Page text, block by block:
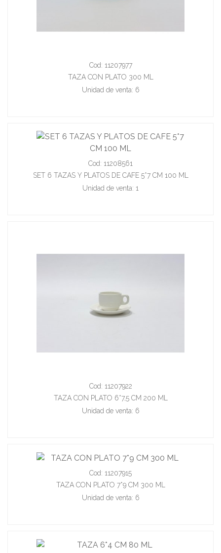
Cod: 11207977
TAZA CON PLATO 300 ML
Unidad de venta: 6
Cod: 11208561
SET 6 TAZAS Y PLATOS DE CAFE 5*7 CM 100 ML
Unidad de venta: 1
Cod: 11207922
TAZA CON PLATO 6*7,5 CM 200 ML
Unidad de venta: 6
Cod: 11207915
TAZA CON PLATO 7*9 CM 300 ML
Unidad de venta: 6